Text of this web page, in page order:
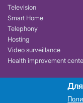
Television
Smart Home
Telephony
Hosting
Video surveillance
Health improvement
RUE "Beltelecom"